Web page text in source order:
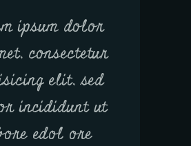
ipsum dolor
consectetur
elit, sed
incididunt ut
edol ore